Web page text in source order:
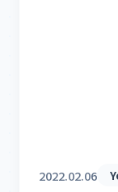
2022.02.06